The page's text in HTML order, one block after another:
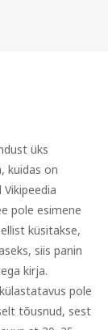
üks
kuidas on
pole esimene
küsitakse,
siis panin
kirja.
pole
tõusnud, sest